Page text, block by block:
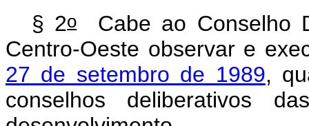
§ 2oCabe ao Conselho
Centro-Oeste observar e
27 de setembro de 1989,
conselhos deliberativos